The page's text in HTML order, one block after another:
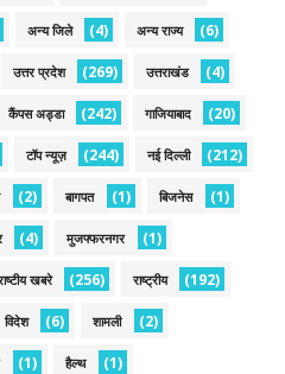
अन्य जिले (4) अन्य राज्य (6)
उत्तर प्रदेश (269) उत्तराखंड (4)
कैंपस अड्डा (242) गाजियाबाद (20)
टॉप न्यूज़ (244) नई द‍िल्ली (212)
(2) बागपत (1) बिजनेस (1)
(4) मुजफ्फरनगर (1)
खबरे (256) राष्ट्रीय (192)
विदेश (6) शामली (2)
(1) हैल्थ (1)